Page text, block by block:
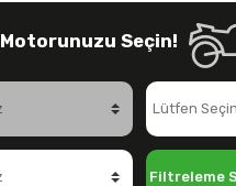
Motorunuzu Seçin!
Filtreleme